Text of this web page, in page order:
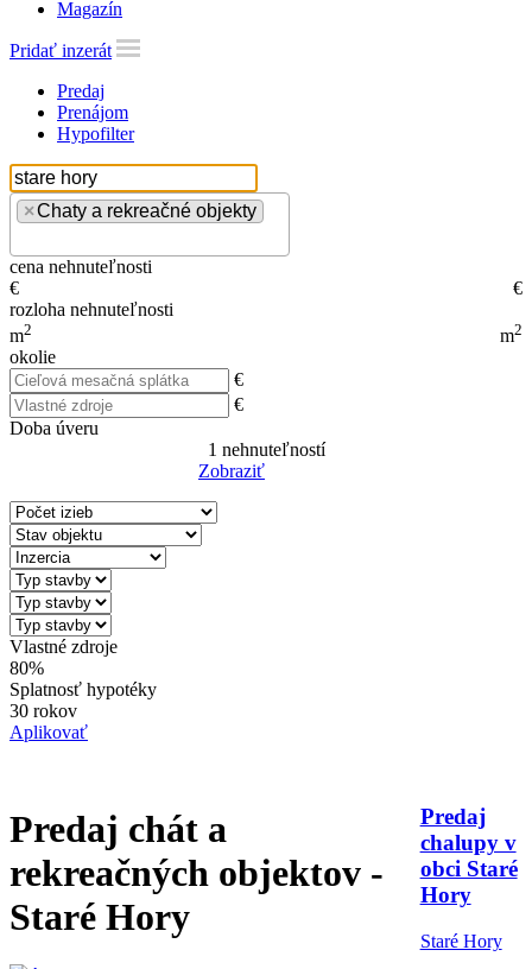
Magazín
Pridať inzerát
Predaj
Prenájom
Hypofilter
×Chaty a rekreačné objekty
cena nehnuteľnosti
€
€
rozloha nehnuteľnosti
m2 m2
okolie
€
€
Doba úveru
1 nehnuteľností
Zobraziť
Vlastné zdroje
80%
Splatnosť hypotéky
30 rokov
Aplikovať
Predaj chát a
rekreačných objektov -
Staré Hory
Predaj
chalupy v
obci Staré
Hory
Staré Hory